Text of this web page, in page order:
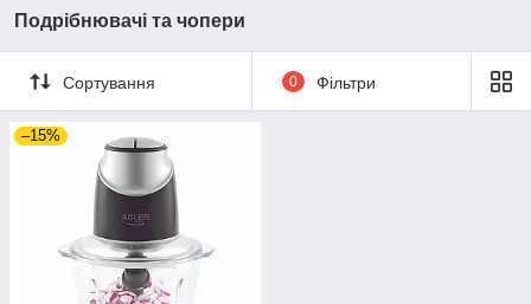
Подрібнювачі та чопери
Сортування 0 Фільтри
–15%